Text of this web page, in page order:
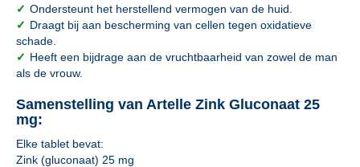
✓ Ondersteunt het herstellend vermogen van de huid.
✓ Draagt bij aan bescherming van cellen tegen oxidatieve
schade.
✓ Heeft een bijdrage aan de vruchtbaarheid van zowel de man
als de vrouw.
Samenstelling van Artelle Zink Gluconaat 25
mg:
Elke tablet bevat:
Zink (gluconaat) 25 mg